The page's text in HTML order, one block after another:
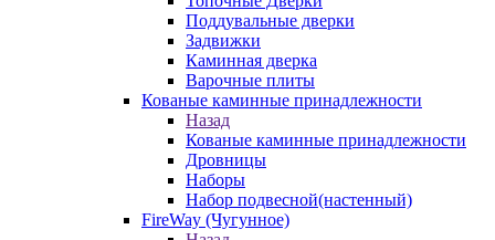
Поддувальные дверки
Задвижки
Каминная дверка
Варочные плиты
Кованые каминные принадлежности
Назад
Кованые каминные принадлежности
Дровницы
Наборы
Набор подвесной(настенный)
FireWay (Чугунное)